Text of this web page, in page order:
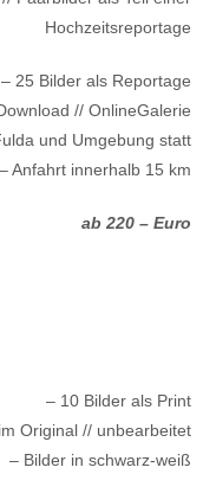
Hochzeitsreportage
25 Bilder als Reportage
// OnlineGalerie
und Umgebung statt
– Anfahrt innerhalb 15 km
ab 220 – Euro
– 10 Bilder als Print
Original // unbearbeitet
– Bilder in schwarz-weiß